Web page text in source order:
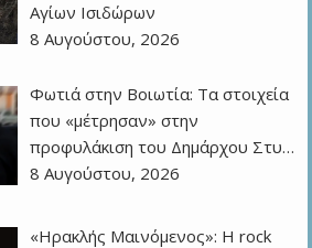
Αγίων Ισιδώρων
8 Αυγούστου, 2026
Φωτιά στην Βοιωτία: Τα στοιχεία
που «μέτρησαν» στην
προφυλάκιση του Δημάρχου Στυ…
8 Αυγούστου, 2026
«Ηρακλής Μαινόμενος»: H rock